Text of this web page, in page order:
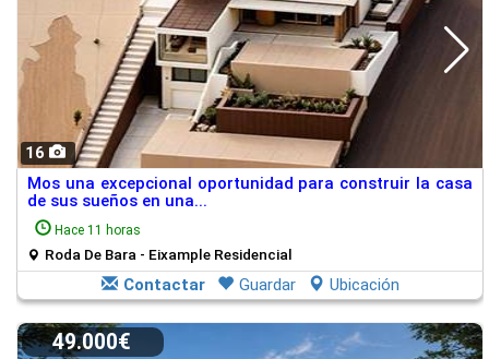
16
Mos una excepcional oportunidad para construir la casa
de sus sueños en una...
Hace 11 horas
Roda De Bara - Eixample Residencial
Contactar Guardar Ubicación
49.000€